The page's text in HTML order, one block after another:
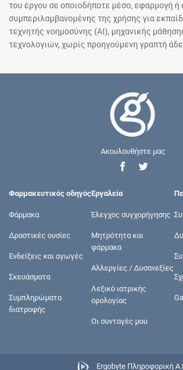
του έργου σε οποιοδήποτε μέσο, εφαρμογή ή
συμπεριλαμβανομένης της χρήσης για
τεχνητής νοημοσύνης (AI), μηχανικής
τεχνολογιών, χωρίς προηγούμενη γραπτή
Ακουλουθήστε μας
Φαρμακευτικός οδηγός
Φάρμακα
Δραστικές ουσίες
Ενδείξεις και αγωγές
Σκευάσματα
Συμπληρώματα
διατροφής
Εργαλεία
Έλεγχος συγχορήγησης
Μητρότητα και
φάρμακα
Αλλεργίες / Δυσανεξίες
Λεξικό ιατρικής
ορολογίας
Οι συνταγές μου
Ergobyte Πληροφορική